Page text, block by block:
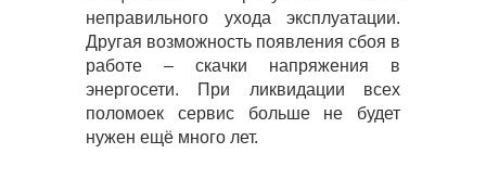
неправильного ухода эксплуатации.
Другая возможность появления сбоя в
работе – скачки напряжения в
энергосети. При ликвидации всех
поломоек сервис больше не будет
нужен ещё много лет.